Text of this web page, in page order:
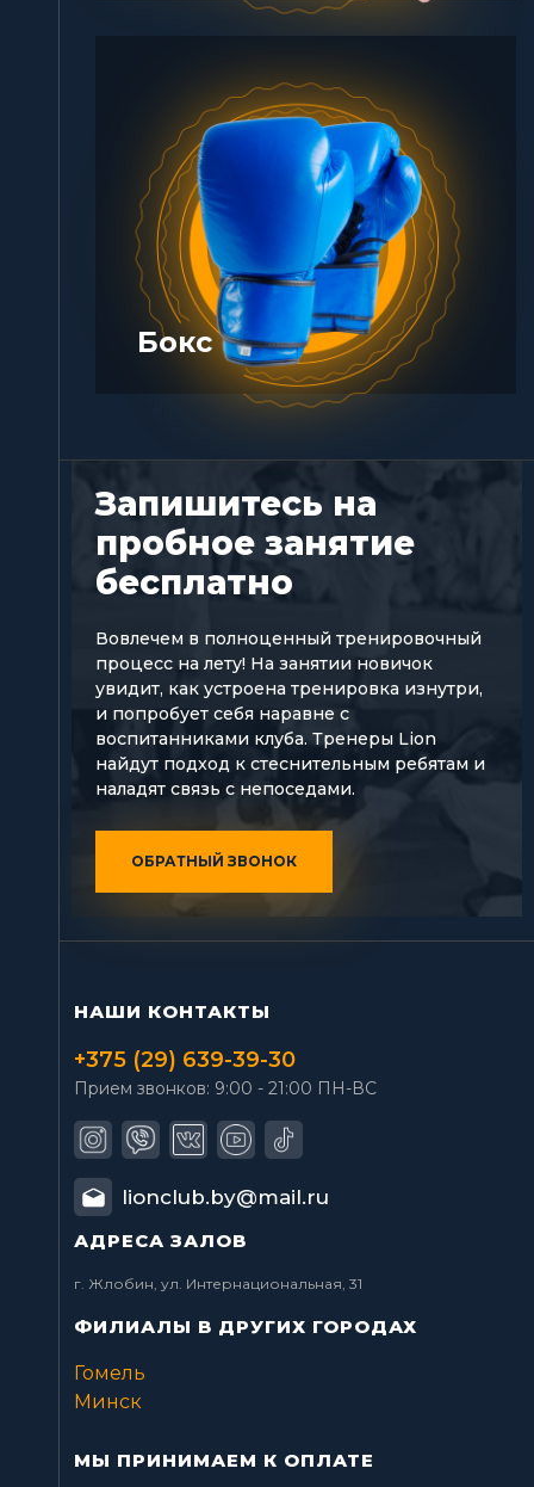
Бокс
Запишитесь на
пробное занятие
бесплатно
Вовлечем в полноценный тренировочный
процесс на лету! На занятии новичок
увидит, как устроена тренировка изнутри,
и попробует себя наравне с
воспитанниками клуба. Тренеры Lion
найдут подход к стеснительным ребятам и
наладят связь с непоседами.
ОБРАТНЫЙ ЗВОНОК
НАШИ КОНТАКТЫ
+375 (29) 639-39-30
Прием звонков: 9:00 - 21:00 ПН-ВС
lionclub.by@mail.ru
АДРЕСА ЗАЛОВ
г. Жлобин, ул. Интернациональная, 31
ФИЛИАЛЫ В ДРУГИХ ГОРОДАХ
Гомель
Минск
МЫ ПРИНИМАЕМ К ОПЛАТЕ